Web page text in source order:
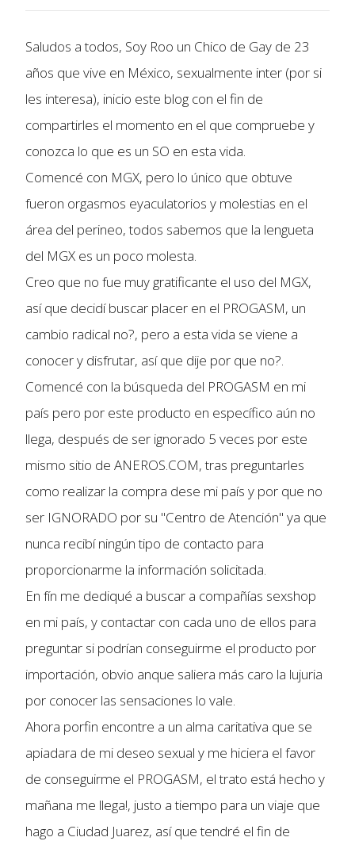
Saludos a todos, Soy Roo un Chico de Gay de 23
años que vive en México, sexualmente inter (por si
les interesa), inicio este blog con el fin de
compartirles el momento en el que compruebe y
conozca lo que es un SO en esta vida.
Comencé con MGX, pero lo único que obtuve
fueron orgasmos eyaculatorios y molestias en el
área del perineo, todos sabemos que la lengueta
del MGX es un poco molesta.
Creo que no fue muy gratificante el uso del MGX,
así que decidí buscar placer en el PROGASM, un
cambio radical no?, pero a esta vida se viene a
conocer y disfrutar, así que dije por que no?.
Comencé con la búsqueda del PROGASM en mi
país pero por este producto en específico aún no
llega, después de ser ignorado 5 veces por este
mismo sitio de ANEROS.COM, tras preguntarles
como realizar la compra dese mi país y por que no
ser IGNORADO por su "Centro de Atención" ya que
nunca recibí ningún tipo de contacto para
proporcionarme la información solicitada.
En fín me dediqué a buscar a compañías sexshop
en mi país, y contactar con cada uno de ellos para
preguntar si podrían conseguirme el producto por
importación, obvio anque saliera más caro la lujuria
por conocer las sensaciones lo vale.
Ahora porfin encontre a un alma caritativa que se
apiadara de mi deseo sexual y me hiciera el favor
de conseguirme el PROGASM, el trato está hecho y
mañana me llega!, justo a tiempo para un viaje que
hago a Ciudad Juarez, así que tendré el fin de